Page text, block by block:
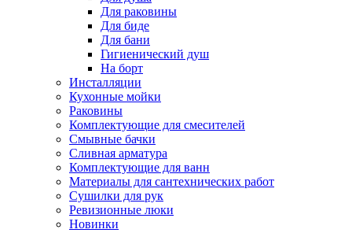
Для раковины
Для биде
Для бани
Гигиенический душ
На борт
Инсталляции
Кухонные мойки
Раковины
Комплектующие для смесителей
Смывные бачки
Сливная арматура
Комплектующие для ванн
Материалы для сантехнических работ
Сушилки для рук
Ревизионные люки
Новинки